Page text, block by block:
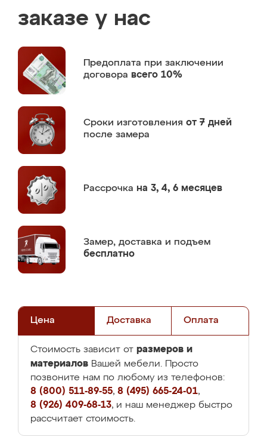
заказе у нас
Предоплата при заключении
договора всего 10%
Сроки изготовления от 7 дней
после замера
Рассрочка на 3, 4, 6 месяцев
Замер, доставка и подъем
бесплатно
Цена Доставка Оплата
Стоимость зависит от размеров и
материалов Вашей мебели. Просто
позвоните нам по любому из телефонов:
8 (800) 511-89-55, 8 (495) 665-24-01,
8 (926) 409-68-13, и наш менеджер быстро
рассчитает стоимость.